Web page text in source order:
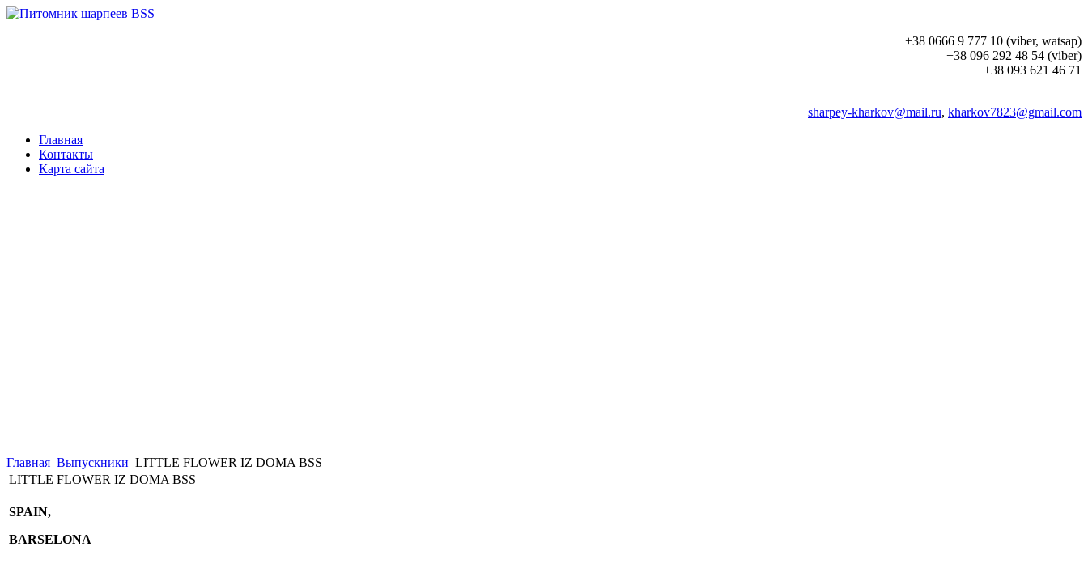
+38 0666 9 777 10 (viber, watsap)
+38 096 292 48 54 (viber)
+38 093 621 46 71
sharpey-kharkov@mail.ru, kharkov7823@gmail.com
Главная
Контакты
Карта сайта
Главная Выпускники LITTLE FLOWER IZ DOMA BSS
LITTLE FLOWER IZ DOMA BSS
SPAIN,
BARSELONA